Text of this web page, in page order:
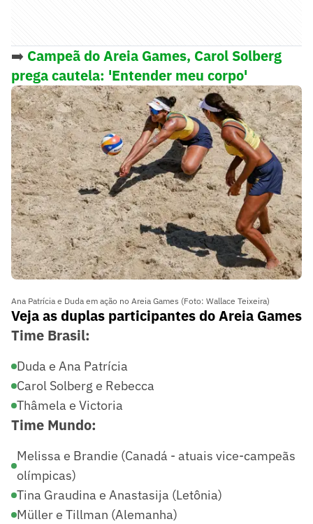
➡️ Campeã do Areia Games, Carol Solberg
prega cautela: 'Entender meu corpo'
Ana Patrícia e Duda em ação no Areia Games (Foto: Wallace Teixeira)
Veja as duplas participantes do Areia Games
Time Brasil:
Duda e Ana Patrícia
Carol Solberg e Rebecca
Thâmela e Victoria
Time Mundo:
Melissa e Brandie (Canadá - atuais vice-campeãs
olímpicas)
Tina Graudina e Anastasija (Letônia)
Müller e Tillman (Alemanha)